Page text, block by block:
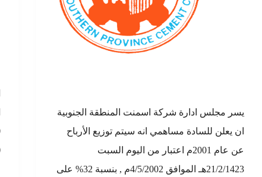
يسر مجلس ادارة شركة اسمنت المنطقة الجنوبية
ان يعلن للسادة مساهمي انه سيتم توزيع الأرباح
عن عام 2001م اعتبار من اليوم السبت
21/2/1423هـ الموافق 4/5/2002م , بنسبة 32% على